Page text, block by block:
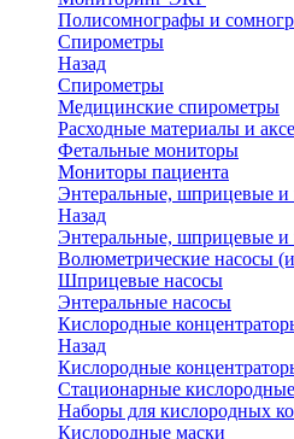
Полисомнографы и
Спирометры
Назад
Спирометры
Медицинские спирометры
Расходные материалы и
Фетальные мониторы
Мониторы пациента
Энтеральные, шприцевые
Назад
Энтеральные, шприцевые
Волюметрические насосы
Шприцевые насосы
Энтеральные насосы
Кислородные
Назад
Кислородные
Стационарные
Наборы для кислородных
Кислородные маски